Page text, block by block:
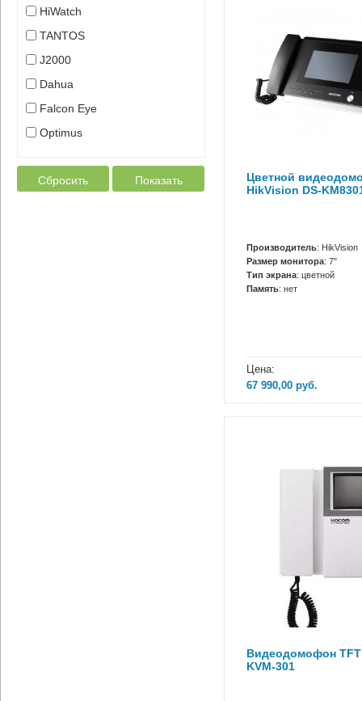
HiWatch
TANTOS
J2000
Dahua
Falcon Eye
Optimus
Сбросить Показать
Цветной
HikVision DS-
Производитель: HikVision
Размер монитора: 7"
Тип экрана: цветной
Память: нет
Цена:
67 990,00 руб.
Видеодомофон
KVM-301